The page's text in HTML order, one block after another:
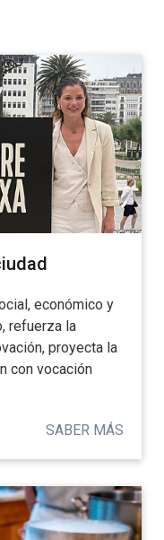
económico y
refuerza la
proyecta la
con vocación
SABER MÁS